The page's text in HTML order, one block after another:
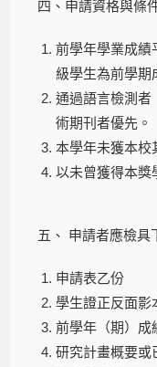
四、申請資格與條
前學年學業成績
級學生為前學期
通過語言檢測者
術期刊者優先。
本學年未獲本校
以未曾獲得本獎
五、 申請者應檢具
申請表乙份
學生證正反面影
前學年（期）成
研究計畫概要或